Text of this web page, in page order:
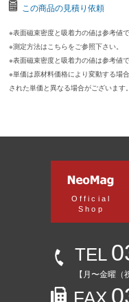
この商品の見積り依頼
※表面磁束密度と吸着力の値は参考値で
※測定方法はこちらをご参照下さい。
※表面磁束密度と吸着力の値は参考値で
※単価は原材料価格により変動する場
された単価と異なる場合がございます
Official
Shop
TEL
【月〜金曜
FAX